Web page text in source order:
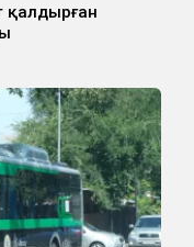
қалдырған